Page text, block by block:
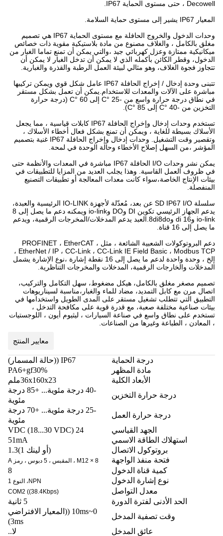
Decowell ، حتى مستوى الحماية IP67.
المعيار IP67 يشير إلى مستوى حماية السلامة.
وحدات الدخول والخروج الحافلة مع مستوى الحماية IP67 هي تصميم
مغلق بالكامل ، والغلاف مصنوع من مادة بلاستيكية مقوية ذات خصائص
ميكانيكية ممتازة وعزل كهربائي جيد ،والتي يمكن أن تمنع تماما الغبار من
الدخول، وقطر الكائن بأكمله الذي لا يمكن أن تدخل الغبار لا يمكن أن
تتجاوز فجوة الغلاف، وهو مثالي لبيئة العمل الرطبة والقذرة والغبارية.
تتبنى وحدة إدخال / إخراج الحافلة IP67 عامل شكل قوي ويمكن تركيبها
مباشرة على الآلات والمعدات للاستخدام.يمكن أن تعمل بشكل مستقر
في نطاق درجة حرارة واسع من -25 °C إلى 60 °C (درجة حرارة
التخزين من -40 °C إلى 85 °C).
تستخدم وحدات إدخال وإخراج الحافلة IP67 كابلات قياسية ، مما يجعل
الأسلاك بسيطة للغاية ، ويمكن أن تمنع بشكل فعال أخطاء الأسلاك ،
وتقصير وقت التشغيل. وحدات إدخال وإخراج الحافلة IP67 غنية بتصميم
المؤشر ،من السهل إصلاح الأخطاء وحالة الوحدة في لمحة.
يمكن نشر وحدات I/O الحافلة IP67 مباشرة في المعدات والأنظمة حتى
في ظروف العمل القاسية. وهذا يجلب العديد من المزايا للتطبيقات في
بيئات الإنتاج الخاصة،سواء كانت معدات المعالجة أو تطبيقات التصنيع
المنفصلة.
سلسلة SD IP67 I/O عن بعد، مُعدّلة لأجهزة IO-LINK الرئيسية والعبدة،
يدعم الجهاز الرئيسي تكوين DI وDO وio-link ويمكنه دعم ما يصل إلى 8
io-link و16 di و8di8do.العبد يدعم المدخلات/المخرجات الرقمية، ويدعم
ما يصل إلى 16 قناة.
دعم البروتوكولات الشعبية الشائعة ، مثل PROFINET ، EtherCAT ،
EtherNet / IP ، CC-Link ، CC-Link IE Field Basic ، Modbus TCP ،
إلخ ، وحدة واحدة لدعم ما يصل إلى 16 نقطة إشارة ،نوع الإشارة يشمل
المدخلات والخارجات الرقمية، المدخلات والمخرجات التناظرية.
تصميم مصغر مغلق بالكامل، هيكل مضغوط، سهل التكامل والتركيب،
اتصال مرن مع كابل التمديد، مضاد للماء والغبار،مناسبة لسيناريوهات
التطبيق التي تتطلب تشغيل مستقر على المدى الطويل واستخدامها في
بيئات صناعية مختلفة صعبة، مع قدرة قوية على مكافحة التدخل ،
تستخدم على نطاق واسع في صناعة السيارات ، ليثيوم أيون ، اللوجستيات
، المعادن ، الطباعة وغيرها من الصناعات.
معايير المنتج
درجة الحماية
IP67 ((حالة المسمار)
مادة المظهر
PA6+gf30%
الأبعاد الكلية
36x160x23ملم
درجة حرارة التخزين
-40 درجة مئوية... +85 درجة
مئوية
درجة حرارة العمل
-25 درجة مئوية... +70 درجة
مئوية
الجهد القياسي
24 VDC (18...30 VDC)
استهلاك الطاقة الاسمي
51mA
بروتوكول الاتصال
(أو لينك 1)1.3
فتحة منفذ الواجهة
كمية قناة الدخول
8
نوع إشارة الدخول
NPN، النوع 1
معدل التواصل COM2 ((38.4Kbps)
الحد الأدنى لفترة الدورة
5 ثانية
وقت تصفية المدخل
0~10ms ((المعيار الافتراضي
3ms)
عائق المدخل
لا..